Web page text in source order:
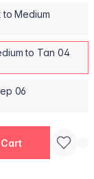
to Medium
to Tan 04
06